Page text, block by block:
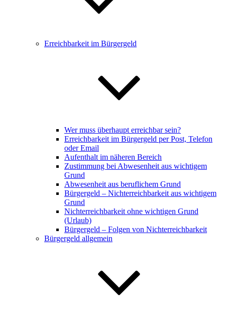
Erreichbarkeit im Bürgergeld
Wer muss überhaupt erreichbar sein?
Erreichbarkeit im Bürgergeld per Post, Telefon
oder Email
Aufenthalt im näheren Bereich
Zustimmung bei Abwesenheit aus wichtigem
Grund
Abwesenheit aus beruflichem Grund
Bürgergeld – Nichterreichbarkeit aus wichtigem
Grund
Nichterreichbarkeit ohne wichtigen Grund
(Urlaub)
Bürgergeld – Folgen von Nichterreichbarkeit
Bürgergeld allgemein